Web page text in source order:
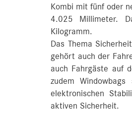
Kombi mit fünf oder
4.025 Millimeter.
Kilogramm.
Das Thema
gehört auch der
auch Fahrgäste auf
zudem
elektronischen
aktiven Sicherheit.